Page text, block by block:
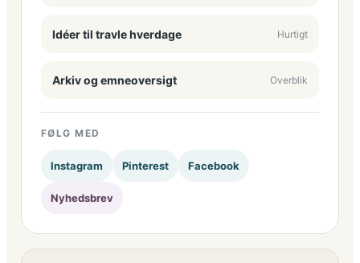
Idéer til travle hverdage Hurtigt
Arkiv og emneoversigt Overblik
FØLG MED
Instagram Pinterest Facebook
Nyhedsbrev